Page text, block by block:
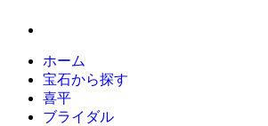
ホーム
宝石から探す
喜平
ブライダル